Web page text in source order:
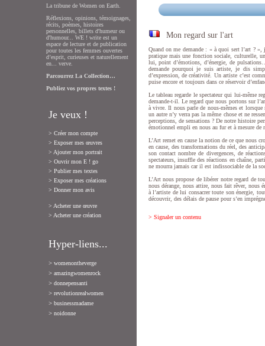
La tribune de Women on Earth.
Réflexions, opinions, témoignages,
récits, poèmes, histoires
personnelles, billets d'humeur ou
d'humour... WE ! write est un
espace de lecture et de publication
pour toutes les femmes ouvertes
d’esprit, curieuses et naturellement
en... verve.
Parcourrez La Collection…
Publiez vos propres textes !
Je veux !
> Créer mon compte
> Exposer mes œuvres
> Ajouter mon portrait
> Ouvrir mon E ! go
> Publier mes textes
> Exposer mes créations
> Donner mon avis
> Acheter une œuvre
> Acheter une création
Hyper-liens...
> womenontheverge
> amazingwomenrock
> donnepensanti
> revolutionrealwomen
> businessmadame
> noidonne
Mon regard sur l'art
Quand on me demande : « à quoi sert l’art ?
pratique mais une fonction sociale, culturelle,
lui, point d’émotions, d’énergie, de
demande pourquoi je suis artiste, je dis
d’expression, de créativité. Un artiste c’est
puise encore et toujours dans ce réservoir
Le tableau regarde le spectateur qui lui-même
demande-t-il. Le regard que nous portons sur
à vivre. Il nous parle de nous-mêmes et
un autre n’y verra pas la même chose et ne
perceptions, de sensations ? De notre histoire
émotionnel empli en nous au fur et à mesure de
L’Art remet en cause la notion de ce que nous
en cause, des transformations du réel, des
son contact nombre de divergences, de
spectateurs, insuffle des réactions en chaîne,
ne mourra jamais car il est indissociable de la
L’Art nous propose de libérer notre regard de
nous dérange, nous attire, nous fait rêver, nous
à l’artiste de lui consacrer toute son énergie,
découvrir, des délais de pause pour s’en
> Signaler un contenu